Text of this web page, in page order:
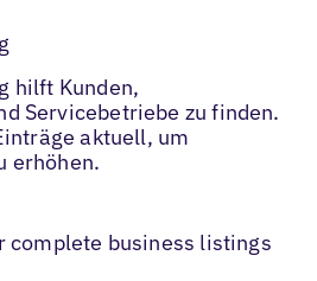
hilft Kunden,
Servicebetriebe zu finden.
aktuell, um
erhöhen.
complete business listings